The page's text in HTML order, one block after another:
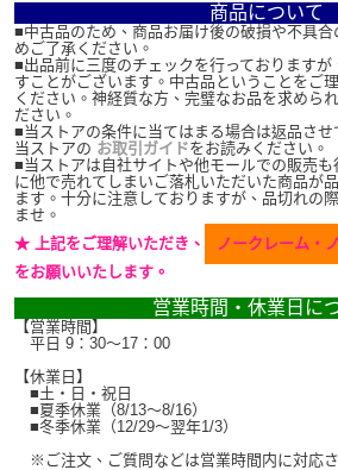
商品について
■中古品のため、商品お届け後の破損や不具
めご了承ください。
■出品前に三度のチェックを行っておりますが
すことがございます。中古品ということをご
ください。神経質な方、完璧なお品を求めら
ださい。
■当ストアの条件に当てはまる場合は返品さ
当ストアの お取引ガイドをお読みください。
■当ストアは自社サイトや他モールでの販売も
に他で売れてしまいご落札いただいた商品が
ます。十分に注意しておりますが、品切れの
ませ。
★ 上記をご理解いただき、
ノークレーム・
をお願いいたします。
営業時間・休業日に
【営業時間】
平日 9：30～17：00
【休業日】
■土・日・祝日
■夏季休業（8/13～8/16）
■冬季休業（12/29～翌年1/3）
※ご注文、ご質問などは営業時間内に対応さ